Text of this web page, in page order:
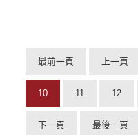
最前一頁 上一頁
10 11 12
下一頁 最後一頁